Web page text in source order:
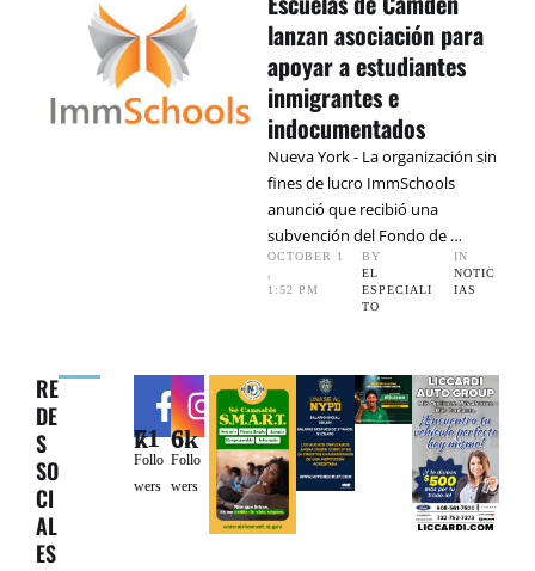
lanzan asociación para
apoyar a estudiantes
inmigrantes e
indocumentados
Nueva York - La organización sin
fines de lucro ImmSchools
anunció que recibió una
subvención del Fondo de …
OCTOBER 1
,
1:52 PM
BY
EL
ESPECIALI
TO
IN
NOTIC
IAS
RE
DE
S
SO
CI
AL
ES
71k
Follo
wers
6.6k
Follo
wers